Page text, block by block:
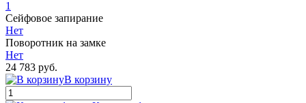
1
Сейфовое запирание
Нет
Поворотник на замке
Нет
24 783 руб.
В корзину